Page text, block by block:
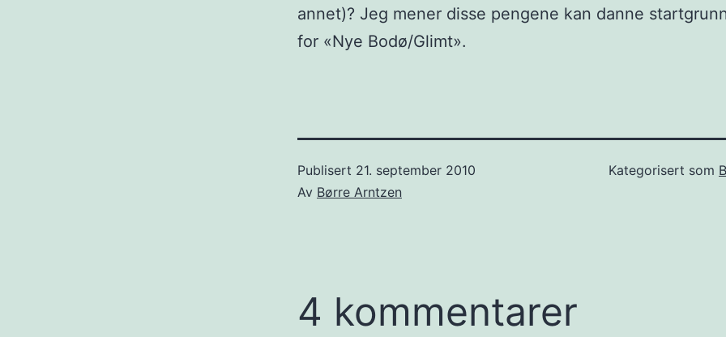
annet)? Jeg mener disse pengene kan danne
for «Nye Bodø/Glimt».
Publisert 21. september 2010
Av Børre Arntzen
Kategorisert som
4 kommentarer